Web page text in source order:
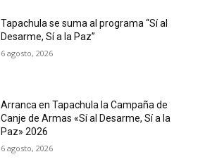
Tapachula se suma al programa “Sí al
Desarme, Sí a la Paz”
6 agosto, 2026
Arranca en Tapachula la Campaña de
Canje de Armas «Sí al Desarme, Sí a la
Paz» 2026
6 agosto, 2026